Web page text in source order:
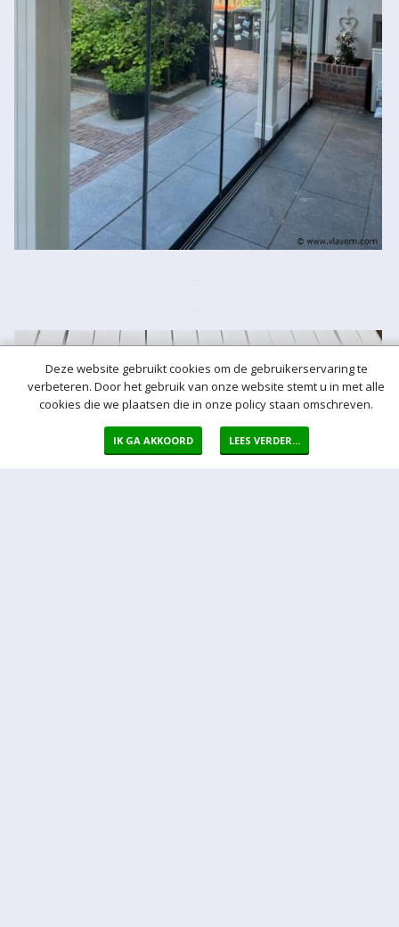
Deze website gebruikt cookies om de gebruikerservaring te
verbeteren. Door het gebruik van onze website stemt u in met alle
cookies die we plaatsen die in onze policy staan omschreven.
IK GA AKKOORD LEES VERDER...